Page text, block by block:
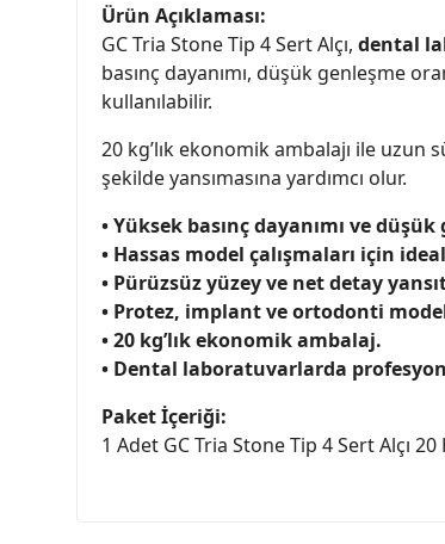
Ürün Açıklaması:
GC Tria Stone Tip 4 Sert Alçı, dental
basınç dayanımı, düşük genleşme
kullanılabilir.
20 kg’lık ekonomik ambalajı ile uzun
şekilde yansımasına yardımcı olur.
• Yüksek basınç dayanımı ve düşük
• Hassas model çalışmaları için
• Pürüzsüz yüzey ve net detay
• Protez, implant ve ortodonti
• 20 kg’lık ekonomik ambalaj.
• Dental laboratuvarlarda
Paket İçeriği:
1 Adet GC Tria Stone Tip 4 Sert Alçı 20